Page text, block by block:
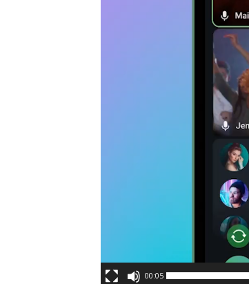
00:05